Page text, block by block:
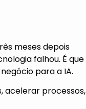
meses depois
falhou. É que
para a IA.
acelerar processos,